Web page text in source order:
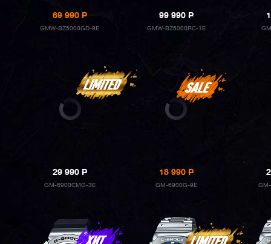
69 990P
GMW-BZ5000GD-9E
99 990P
GMW-BZ5000RC-1E
29 990P
GM-6900CMG-3E
18 990P
GM-6900G-9E